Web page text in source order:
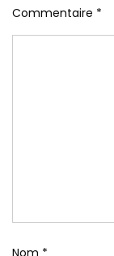
Commentaire *